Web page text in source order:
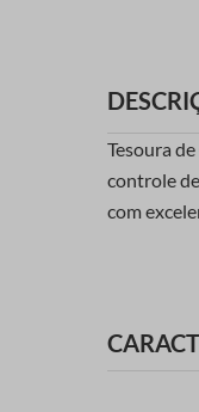
Tesoura
controle
com